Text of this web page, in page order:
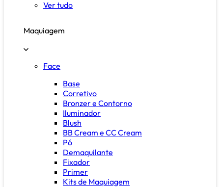
Ver tudo
Maquiagem
Face
Base
Corretivo
Bronzer e Contorno
Iluminador
Blush
BB Cream e CC Cream
Pó
Demaquilante
Fixador
Primer
Kits de Maquiagem